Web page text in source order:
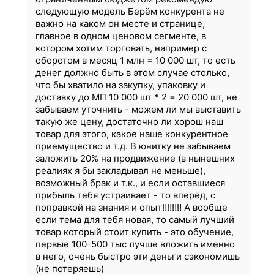
следующую модель Берём конкурента не
важно на каком он месте и странице,
главное в одном ценовом сегменте, в
котором хотим торговать, например с
оборотом в месяц 1 млн = 10 000 шт, то есть
денег должно быть в этом случае столько,
что бы хватило на закупку, упаковку и
доставку до МП 10 000 шт * 2 = 20 000 шт, не
забываем уточнить - можем ли мы выставить
такую же цену, достаточно ли хорош наш
товар для этого, какое наше конкурентное
приемущество и т.д. В юнитку не забываем
заложить 20% на продвижение (в нынешних
реалиях я бы закладывал не меньше),
возможный брак и т.к., и если оставшиеся
прибыль тебя устраивает - то вперёд, с
поправкой на знания и опыт‼️‼️‼️‼️ А вообще
если тема для тебя новая, то самый лучший
товар который стоит купить - это обучение,
первые 100-500 тыс лучше вложить именно
в него, очень быстро эти деньги сэкономишь
(не потеряешь)